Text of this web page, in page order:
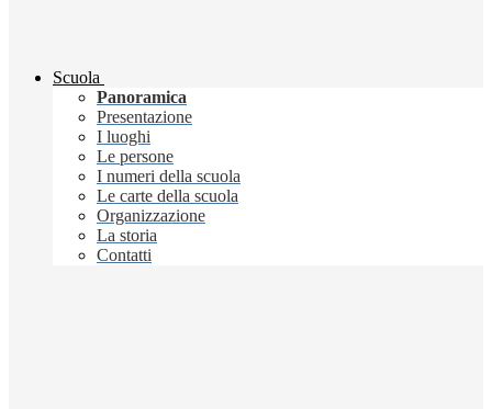
Scuola
Panoramica
Presentazione
I luoghi
Le persone
I numeri della scuola
Le carte della scuola
Organizzazione
La storia
Contatti